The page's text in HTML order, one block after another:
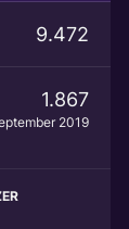
9.472
1.867
2019